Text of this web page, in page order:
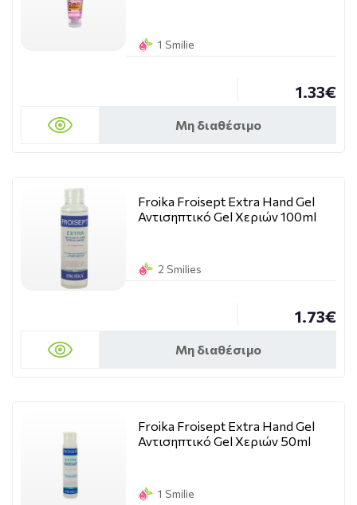
1 Smilie
1.33€
Μη διαθέσιμο
Froika Froisept Extra Hand Gel
Αντισηπτικό Gel Χεριών 100ml
2 Smilies
1.73€
Μη διαθέσιμο
Froika Froisept Extra Hand Gel
Αντισηπτικό Gel Χεριών 50ml
1 Smilie